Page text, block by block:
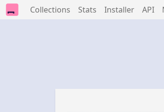
Collections Stats Installer API